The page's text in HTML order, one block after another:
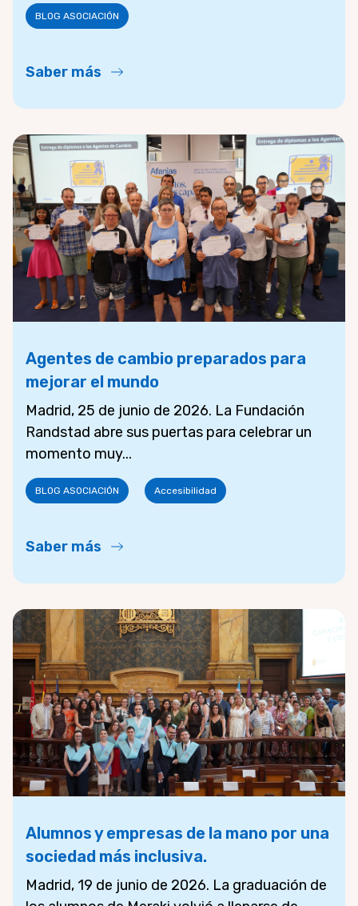
BLOG ASOCIACIÓN
Saber más
Agentes de cambio preparados para
mejorar el mundo
Madrid, 25 de junio de 2026. La Fundación
Randstad abre sus puertas para celebrar un
momento muy...
BLOG ASOCIACIÓN Accesibilidad
Saber más
Alumnos y empresas de la mano por una
sociedad más inclusiva.
Madrid, 19 de junio de 2026. La graduación de